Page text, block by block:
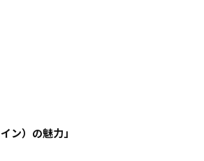
ン）の魅力」